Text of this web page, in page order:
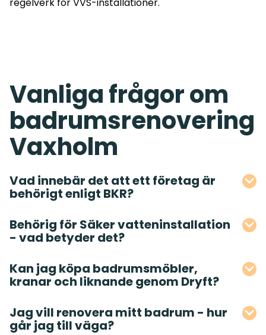
regelverk för VVS-installationer.
Vanliga frågor om
badrumsrenovering
Vaxholm
Vad innebär det att ett företag är
behörigt enligt BKR?
Behörig för Säker vatteninstallation
- vad betyder det?
Kan jag köpa badrumsmöbler,
kranar och liknande genom Dryft?
Jag vill renovera mitt badrum - hur
går jag till väga?